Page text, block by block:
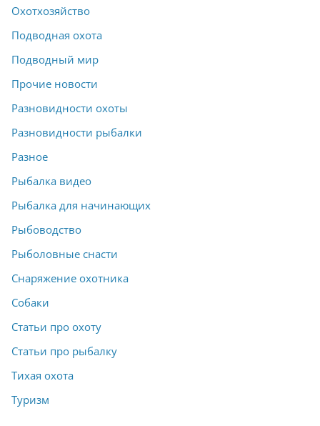
Охотхозяйство
Подводная охота
Подводный мир
Прочие новости
Разновидности охоты
Разновидности рыбалки
Разное
Рыбалка видео
Рыбалка для начинающих
Рыбоводство
Рыболовные снасти
Снаряжение охотника
Собаки
Статьи про охоту
Статьи про рыбалку
Тихая охота
Туризм